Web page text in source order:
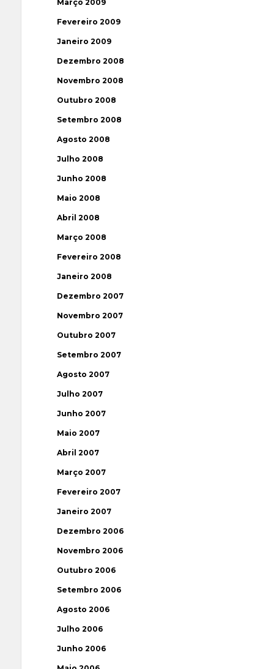
Março 2009
Fevereiro 2009
Janeiro 2009
Dezembro 2008
Novembro 2008
Outubro 2008
Setembro 2008
Agosto 2008
Julho 2008
Junho 2008
Maio 2008
Abril 2008
Março 2008
Fevereiro 2008
Janeiro 2008
Dezembro 2007
Novembro 2007
Outubro 2007
Setembro 2007
Agosto 2007
Julho 2007
Junho 2007
Maio 2007
Abril 2007
Março 2007
Fevereiro 2007
Janeiro 2007
Dezembro 2006
Novembro 2006
Outubro 2006
Setembro 2006
Agosto 2006
Julho 2006
Junho 2006